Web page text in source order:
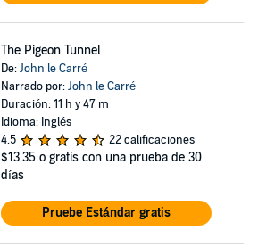
The Pigeon Tunnel
De:John le Carré
Narrado por:John le Carré
Duración: 11 h y 47 m
Idioma: Inglés
4.5
22 calificaciones
$13.35 o gratis con una prueba de 30
días
Pruebe Estándar gratis